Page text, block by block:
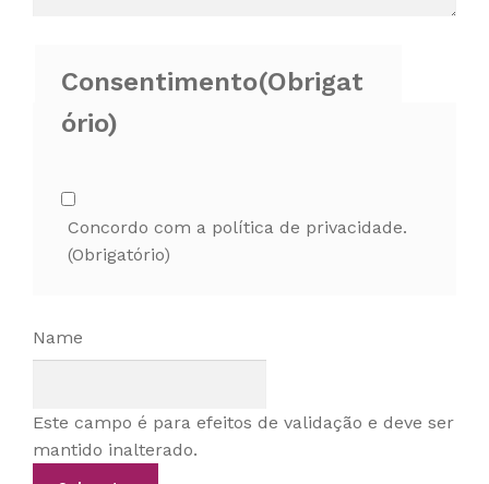
Consentimento(Obrigat
ório)
Concordo com a política de privacidade.
(Obrigatório)
Name
Este campo é para efeitos de validação e deve ser
mantido inalterado.